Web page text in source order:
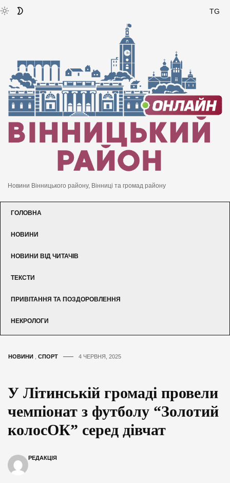
TG
Новини Вінницького району, Вінниці та громад району
ГОЛОВНА
НОВИНИ
НОВИНИ ВІД ЧИТАЧІВ
ТЕКСТИ
ПРИВІТАННЯ ТА ПОЗДОРОВЛЕННЯ
НЕКРОЛОГИ
НОВИНИ СПОРТ 4 ЧЕРВНЯ, 2025
У Літинській громаді провели
чемпіонат з футболу “Золотий
колосОК” серед дівчат
РЕДАКЦІЯ